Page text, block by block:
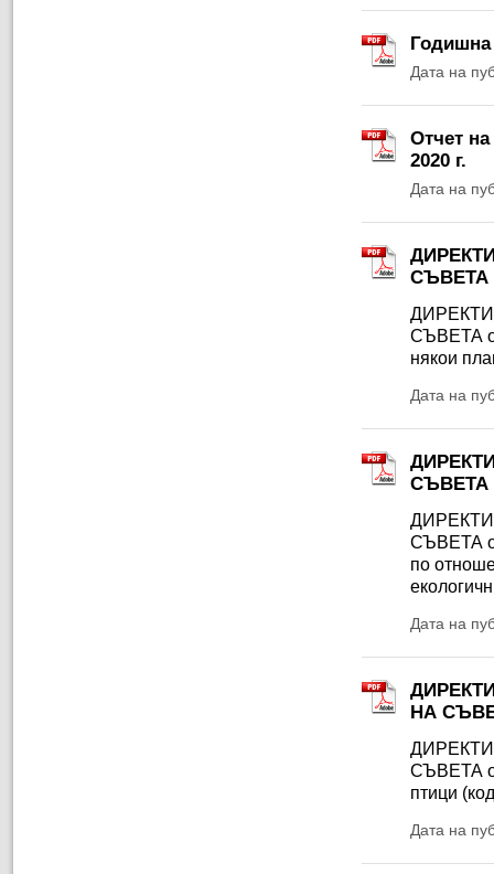
Годишна
Дата на
Отчет
2020 г.
Дата на
СЪВЕТА
СЪВЕТА
някои
Дата на
СЪВЕТА
СЪВЕТА
по
Дата на
НА
СЪВЕТА
птици
Дата на